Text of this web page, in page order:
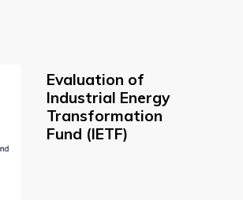
Evaluation of
Industrial Energy
Transformation
Fund (IETF)